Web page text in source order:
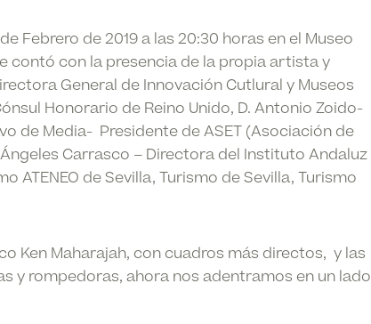
de Febrero de 2019a las 20:30 horas en el Museo
contó con la presencia de la propia artista y
General de Innovación Cutlural y Museos
Honorario de Reino Unido, D. Antonio Zoido-
de Media- Presidente de ASET (Asociación de
Carrasco – Directora del Instituto Andaluz
ATENEO de Sevilla, Turismo de Sevilla, Turismo
Ken Maharajah, con cuadros más directos, y las
y rompedoras, ahora nos adentramos en un lado